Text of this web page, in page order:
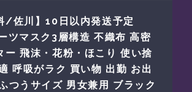
/佐川】10日以内発送予定
ツマスク3層構造 不織布 高密
ー 飛沫・花粉・ほこり 使い捨
呼吸がラク 買い物 出勤 お出
つうサイズ 男女兼用 ブラック